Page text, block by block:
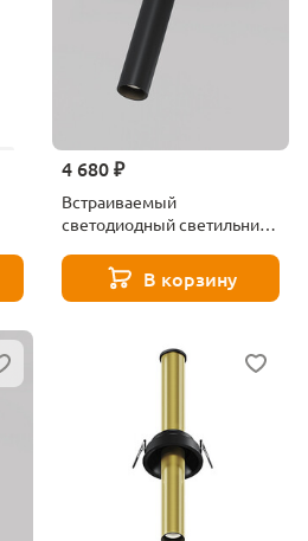
4 680 ₽
Встраиваемый
светодиодный светильник
L300-7W4K-BВ корзину